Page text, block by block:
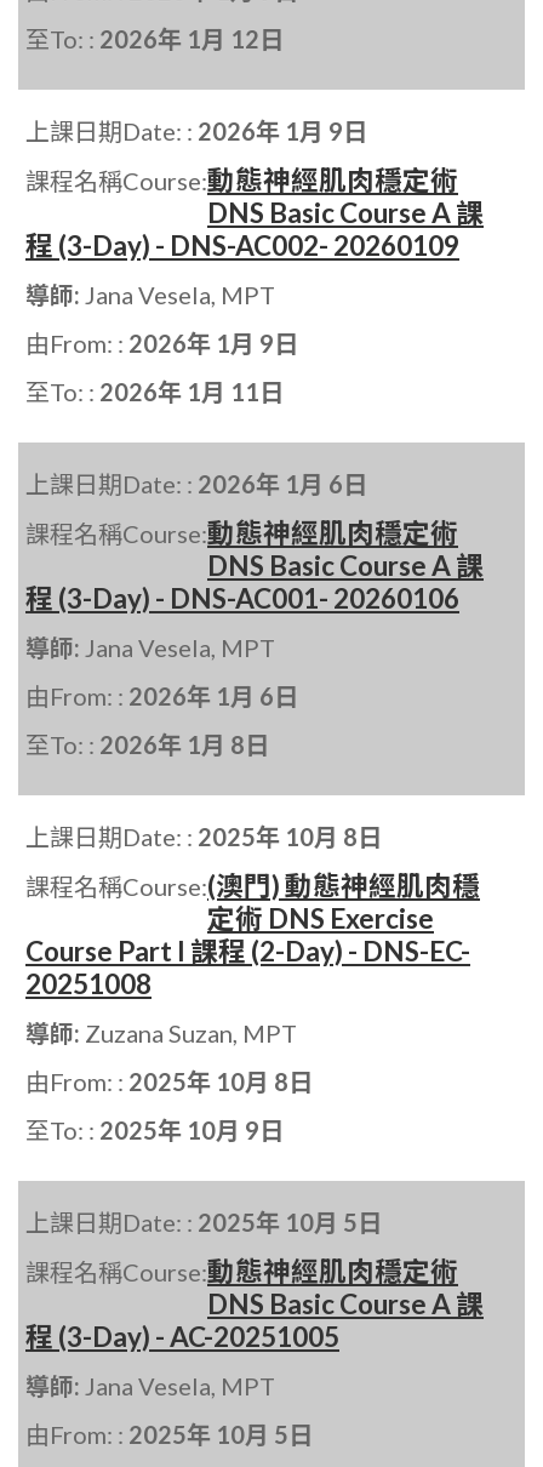
至To: : 2026年 1月 12日
上課日期Date: : 2026年 1月 9日
課程名稱Course:動態神經肌肉穩定術
DNS Basic Course A 課
程 (3-Day) - DNS-AC002- 20260109
導師: Jana Vesela, MPT
由From: : 2026年 1月 9日
至To: : 2026年 1月 11日
上課日期Date: : 2026年 1月 6日
課程名稱Course:動態神經肌肉穩定術
DNS Basic Course A 課
程 (3-Day) - DNS-AC001- 20260106
導師: Jana Vesela, MPT
由From: : 2026年 1月 6日
至To: : 2026年 1月 8日
上課日期Date: : 2025年 10月 8日
課程名稱Course:(澳門) 動態神經肌肉穩
定術 DNS Exercise
Course Part I 課程 (2-Day) - DNS-EC-
20251008
導師: Zuzana Suzan, MPT
由From: : 2025年 10月 8日
至To: : 2025年 10月 9日
上課日期Date: : 2025年 10月 5日
課程名稱Course:動態神經肌肉穩定術
DNS Basic Course A 課
程 (3-Day) - AC-20251005
導師: Jana Vesela, MPT
由From: : 2025年 10月 5日